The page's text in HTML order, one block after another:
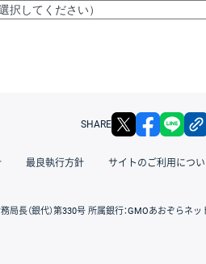
SHARE X
最良執行方針 サイトのご利用につ
長（銀代）第330号 所属銀行：GMOあおぞらネ